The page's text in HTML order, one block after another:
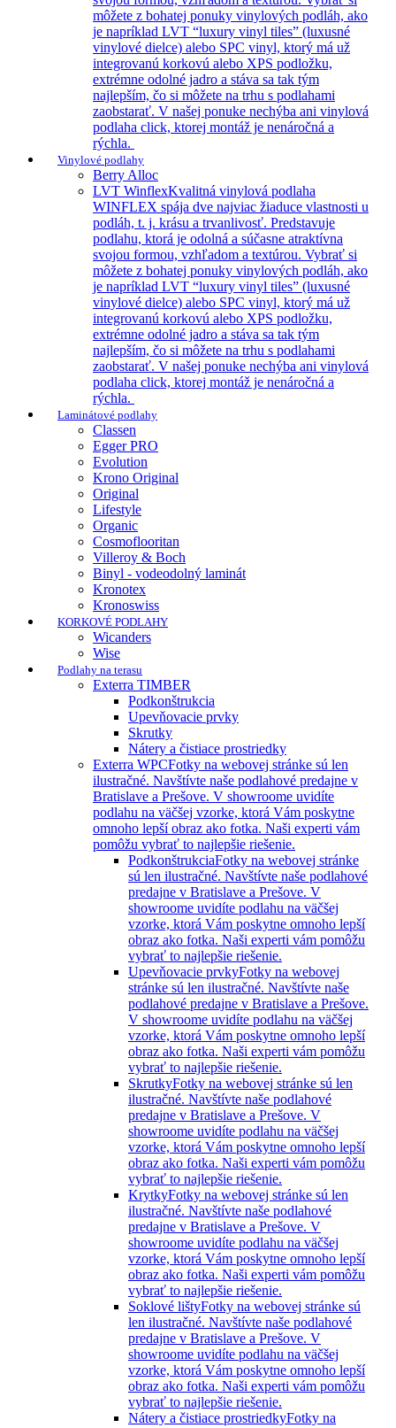
môžete z bohatej ponuky vinylových podláh, ako
je napríklad LVT “luxury vinyl tiles” (luxusné
vinylové dielce) alebo SPC vinyl, ktorý má už
integrovanú korkovú alebo XPS podložku,
extrémne odolné jadro a stáva sa tak tým
najlepším, čo si môžete na trhu s podlahami
zaobstarať. V našej ponuke nechýba ani vinylová
podlaha click, ktorej montáž je nenáročná a
rýchla.
Vinylové podlahy
Berry Alloc
LVT WinflexKvalitná vinylová podlaha
WINFLEX spája dve najviac žiaduce vlastnosti u
podláh, t. j. krásu a trvanlivosť. Predstavuje
podlahu, ktorá je odolná a súčasne atraktívna
svojou formou, vzhľadom a textúrou. Vybrať si
môžete z bohatej ponuky vinylových podláh, ako
je napríklad LVT “luxury vinyl tiles” (luxusné
vinylové dielce) alebo SPC vinyl, ktorý má už
integrovanú korkovú alebo XPS podložku,
extrémne odolné jadro a stáva sa tak tým
najlepším, čo si môžete na trhu s podlahami
zaobstarať. V našej ponuke nechýba ani vinylová
podlaha click, ktorej montáž je nenáročná a
rýchla.
Laminátové podlahy
Classen
Egger PRO
Evolution
Krono Original
Original
Lifestyle
Organic
Cosmoflooritan
Villeroy & Boch
Binyl - vodeodolný laminát
Kronotex
Kronoswiss
KORKOVÉ PODLAHY
Wicanders
Wise
Podlahy na terasu
Exterra TIMBER
Podkonštrukcia
Upevňovacie prvky
Skrutky
Nátery a čistiace prostriedky
Exterra WPCFotky na webovej stránke sú len
ilustračné. Navštívte naše podlahové predajne v
Bratislave a Prešove. V showroome uvidíte
podlahu na väčšej vzorke, ktorá Vám poskytne
omnoho lepší obraz ako fotka. Naši experti vám
pomôžu vybrať to najlepšie riešenie.
PodkonštrukciaFotky na webovej stránke
sú len ilustračné. Navštívte naše podlahové
predajne v Bratislave a Prešove. V
showroome uvidíte podlahu na väčšej
vzorke, ktorá Vám poskytne omnoho lepší
obraz ako fotka. Naši experti vám pomôžu
vybrať to najlepšie riešenie.
Upevňovacie prvkyFotky na webovej
stránke sú len ilustračné. Navštívte naše
podlahové predajne v Bratislave a Prešove.
V showroome uvidíte podlahu na väčšej
vzorke, ktorá Vám poskytne omnoho lepší
obraz ako fotka. Naši experti vám pomôžu
vybrať to najlepšie riešenie.
SkrutkyFotky na webovej stránke sú len
ilustračné. Navštívte naše podlahové
predajne v Bratislave a Prešove. V
showroome uvidíte podlahu na väčšej
vzorke, ktorá Vám poskytne omnoho lepší
obraz ako fotka. Naši experti vám pomôžu
vybrať to najlepšie riešenie.
KrytkyFotky na webovej stránke sú len
ilustračné. Navštívte naše podlahové
predajne v Bratislave a Prešove. V
showroome uvidíte podlahu na väčšej
vzorke, ktorá Vám poskytne omnoho lepší
obraz ako fotka. Naši experti vám pomôžu
vybrať to najlepšie riešenie.
Soklové lištyFotky na webovej stránke sú
len ilustračné. Navštívte naše podlahové
predajne v Bratislave a Prešove. V
showroome uvidíte podlahu na väčšej
vzorke, ktorá Vám poskytne omnoho lepší
obraz ako fotka. Naši experti vám pomôžu
vybrať to najlepšie riešenie.
Nátery a čistiace prostriedkyFotky na